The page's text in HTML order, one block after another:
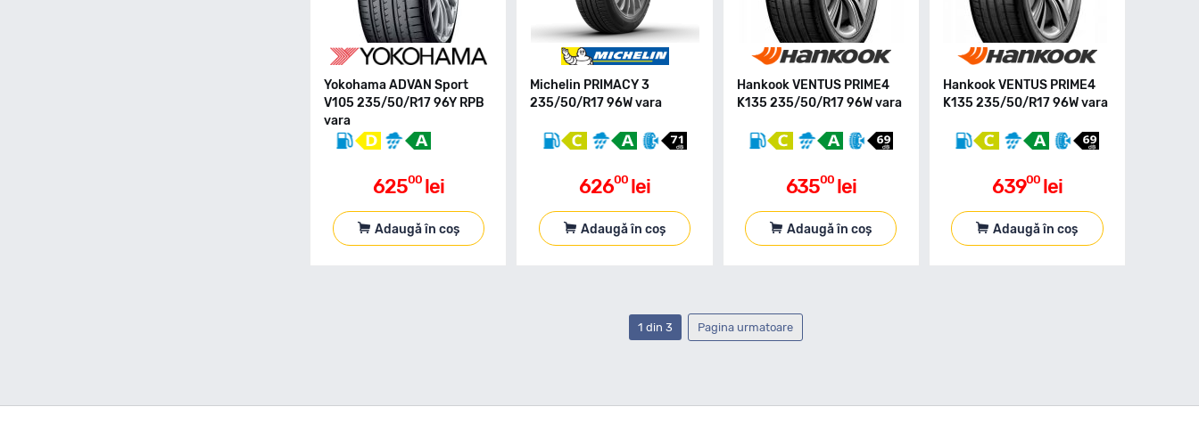
Yokohama ADVAN Sport
V105 235/50/R17 96Y RPB
vara
62500 lei
Adaugă în coș
Michelin PRIMACY 3
235/50/R17 96W vara
62600 lei
Adaugă în coș
Hankook VENTUS PRIME4
K135 235/50/R17 96W vara
63500 lei
Adaugă în coș
Hankook VENTUS PRIME4
K135 235/50/R17 96W vara
63900 lei
Adaugă în coș
1 din 3 Pagina urmatoare
165 70 R13